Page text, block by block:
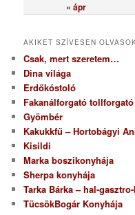
« ápr
AKIKET SZÍVESEN
Csak, mert szeretem…
Dina világa
Erdőkóstoló
Fakanálforgató tollforgató
Gyömbér
Kakukkfű – Hortobágyi
Kisildi
Marka boszikonyhája
Sherpa konyhája
Tarka Bárka – hal-
TücsökBogár Konyhája